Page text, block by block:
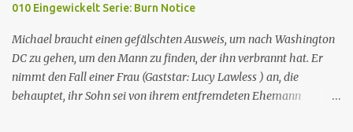
Hengstler Norbert Langer Colonel Sherman Potter Harry Morgan
Hans Nitschke Erich Räuker Heinz Giese Major Frank
„Frettchengesicht“ Burns Larry Linville Uwe Paulsen (...
010 Eingewickelt Serie: Burn Notice
Michael braucht einen gefälschten Ausweis, um nach Washington
DC zu gehen, um den Mann zu finden, der ihn verbrannt hat. Er
nimmt den Fall einer Frau (Gaststar: Lucy Lawless ) an, die
behauptet, ihr Sohn sei von ihrem entfremdeten Ehemann